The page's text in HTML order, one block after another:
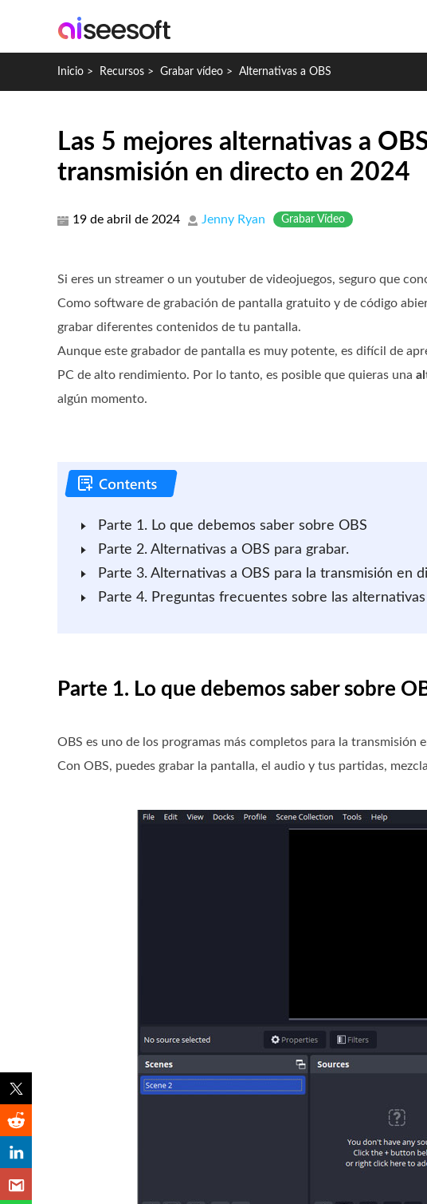
Inicio > Recursos > Grabar vídeo > Alternativas a OBS
Las 5 mejores alternativas a
transmisión en directo en 2024
19 de abril de 2024 Jenny Ryan Grabar Vídeo
Si eres un streamer o un youtuber de videojuegos, seguro que
Como software de grabación de pantalla gratuito y de código
grabar diferentes contenidos de tu pantalla.
Aunque este grabador de pantalla es muy potente, es difícil de
PC de alto rendimiento. Por lo tanto, es posible que quieras una
algún momento.
Parte 1. Lo que debemos saber sobre OBS
Parte 2. Alternativas a OBS para grabar.
Parte 3. Alternativas a OBS para la transmisión en
Parte 4. Preguntas frecuentes sobre las
Parte 1. Lo que debemos saber sobre
OBS es uno de los programas más completos para la
Con OBS, puedes grabar la pantalla, el audio y tus partidas,